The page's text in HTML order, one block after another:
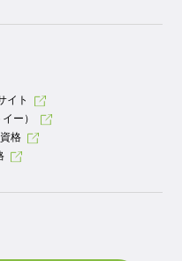
イト
ー）
格